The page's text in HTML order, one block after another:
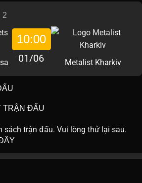
2
10:00
01/06 Metalist Kharkiv
TRẬN ĐẤU
sách trận đấu. Vui lòng thử lại sau.